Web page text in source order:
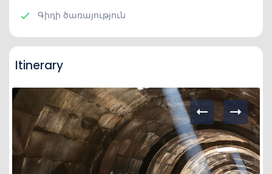
Գիդի ծառայություն
Itinerary